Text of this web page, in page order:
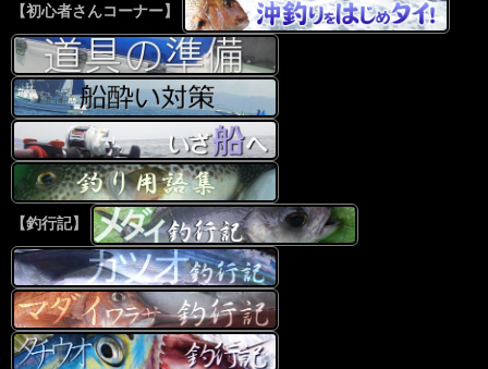
【初心者さんコーナー】
【釣行記】